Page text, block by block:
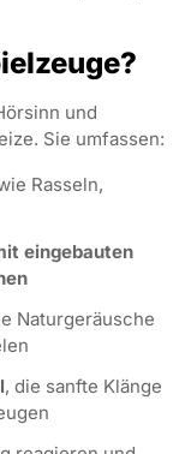
und
Sie umfassen:
Rasseln,
eingebauten
Naturgeräusche
, die sanfte Klänge